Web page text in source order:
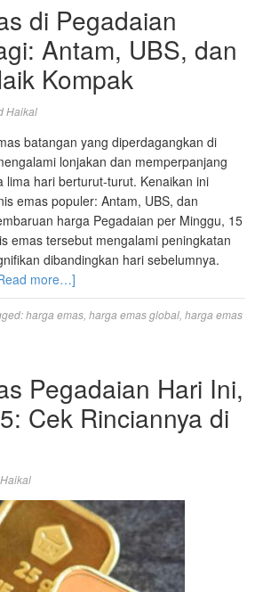
di Pegadaian
Antam, UBS, dan
Kompak
Haikal
batangan yang diperdagangkan di
lonjakan dan memperpanjang
lima hari berturut-turut. Kenaikan ini
emas populer: Antam, UBS, dan
harga Pegadaian per Minggu, 15
emas tersebut mengalami peningkatan
dibandingkan hari sebelumnya.
more…]
harga emas harga emas global harga emas
Pegadaian Hari Ini,
Cek Rinciannya di